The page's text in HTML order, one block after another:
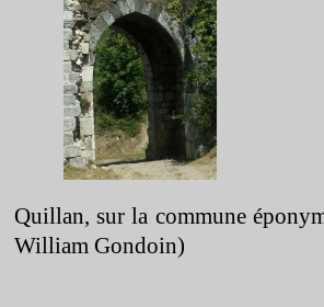
Quillan, sur la commune
William Gondoin)